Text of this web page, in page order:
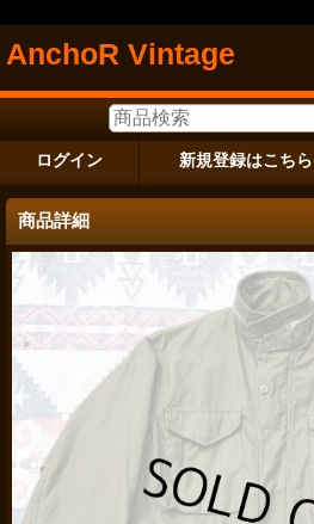
AnchoR Vintage
ログイン 新規登録はこちら
商品詳細